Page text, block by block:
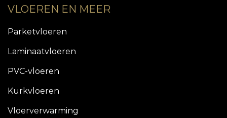
VLOEREN EN MEER
Parketvloeren
Laminaatvloeren
PVC-vloeren
Kurkvloeren
Vloerverwarming